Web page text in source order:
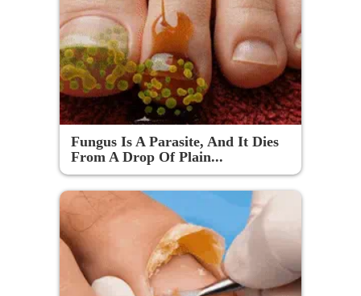
Fungus Is A Parasite, And It Dies
From A Drop Of Plain...